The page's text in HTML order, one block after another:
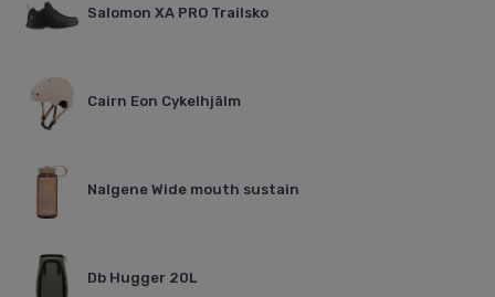
Salomon XA PRO Trailsko
Cairn Eon Cykelhjälm
Nalgene Wide mouth sustain
Db Hugger 20L